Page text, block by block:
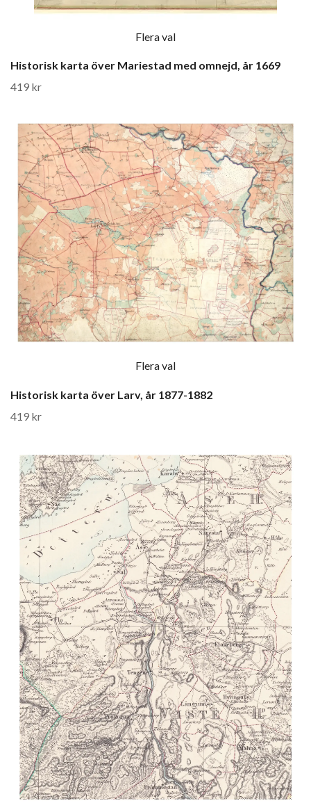
Flera val
Historisk karta över Mariestad med omnejd, år 1669
419 kr
Flera val
Historisk karta över Larv, år 1877-1882
419 kr